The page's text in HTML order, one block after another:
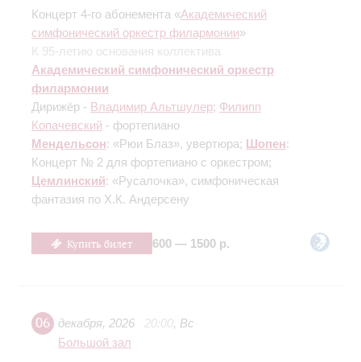
Концерт 4-го абонемента «Академический
симфонический оркестр филармонии»
К 95-летию основания коллектива
Академический симфонический оркестр
филармонии
Дирижёр - Владимир Альтшулер; Филипп
Копачевский - фортепиано
Мендельсон: «Рюи Блаз», увертюра; Шопен:
Концерт № 2 для фортепиано с оркестром;
Цемлинский: «Русалочка», симфоническая
фантазия по Х.К. Андерсену
Купить билет 600 — 1500 р.
06 декабря, 2026 20:00, Вс
Большой зал